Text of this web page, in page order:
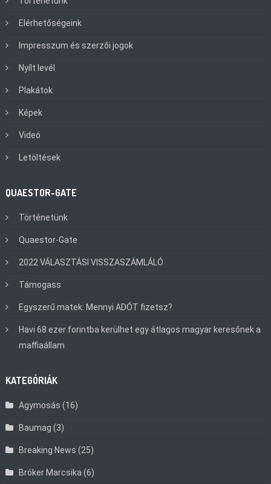
Elérhetőségeink
Impresszum és szerzői jogok
Nyílt levél
Plakátok
Képek
Videó
Letöltések
QUAESTOR-GATE
Történetünk
Quaestor-Gate
2022 VÁLASZTÁSI VISSZASZÁMLÁLÓ
Támogass
Egyszerű matek: Mennyi ADÓT fizetsz?
Havi 68 ezer forintba kerülhet egy átlagos magyar keresőnek a
maffiaállam
KATEGÓRIÁK
Agymosás (16)
Baumag (3)
Breaking News (25)
Bróker Marcsika (6)